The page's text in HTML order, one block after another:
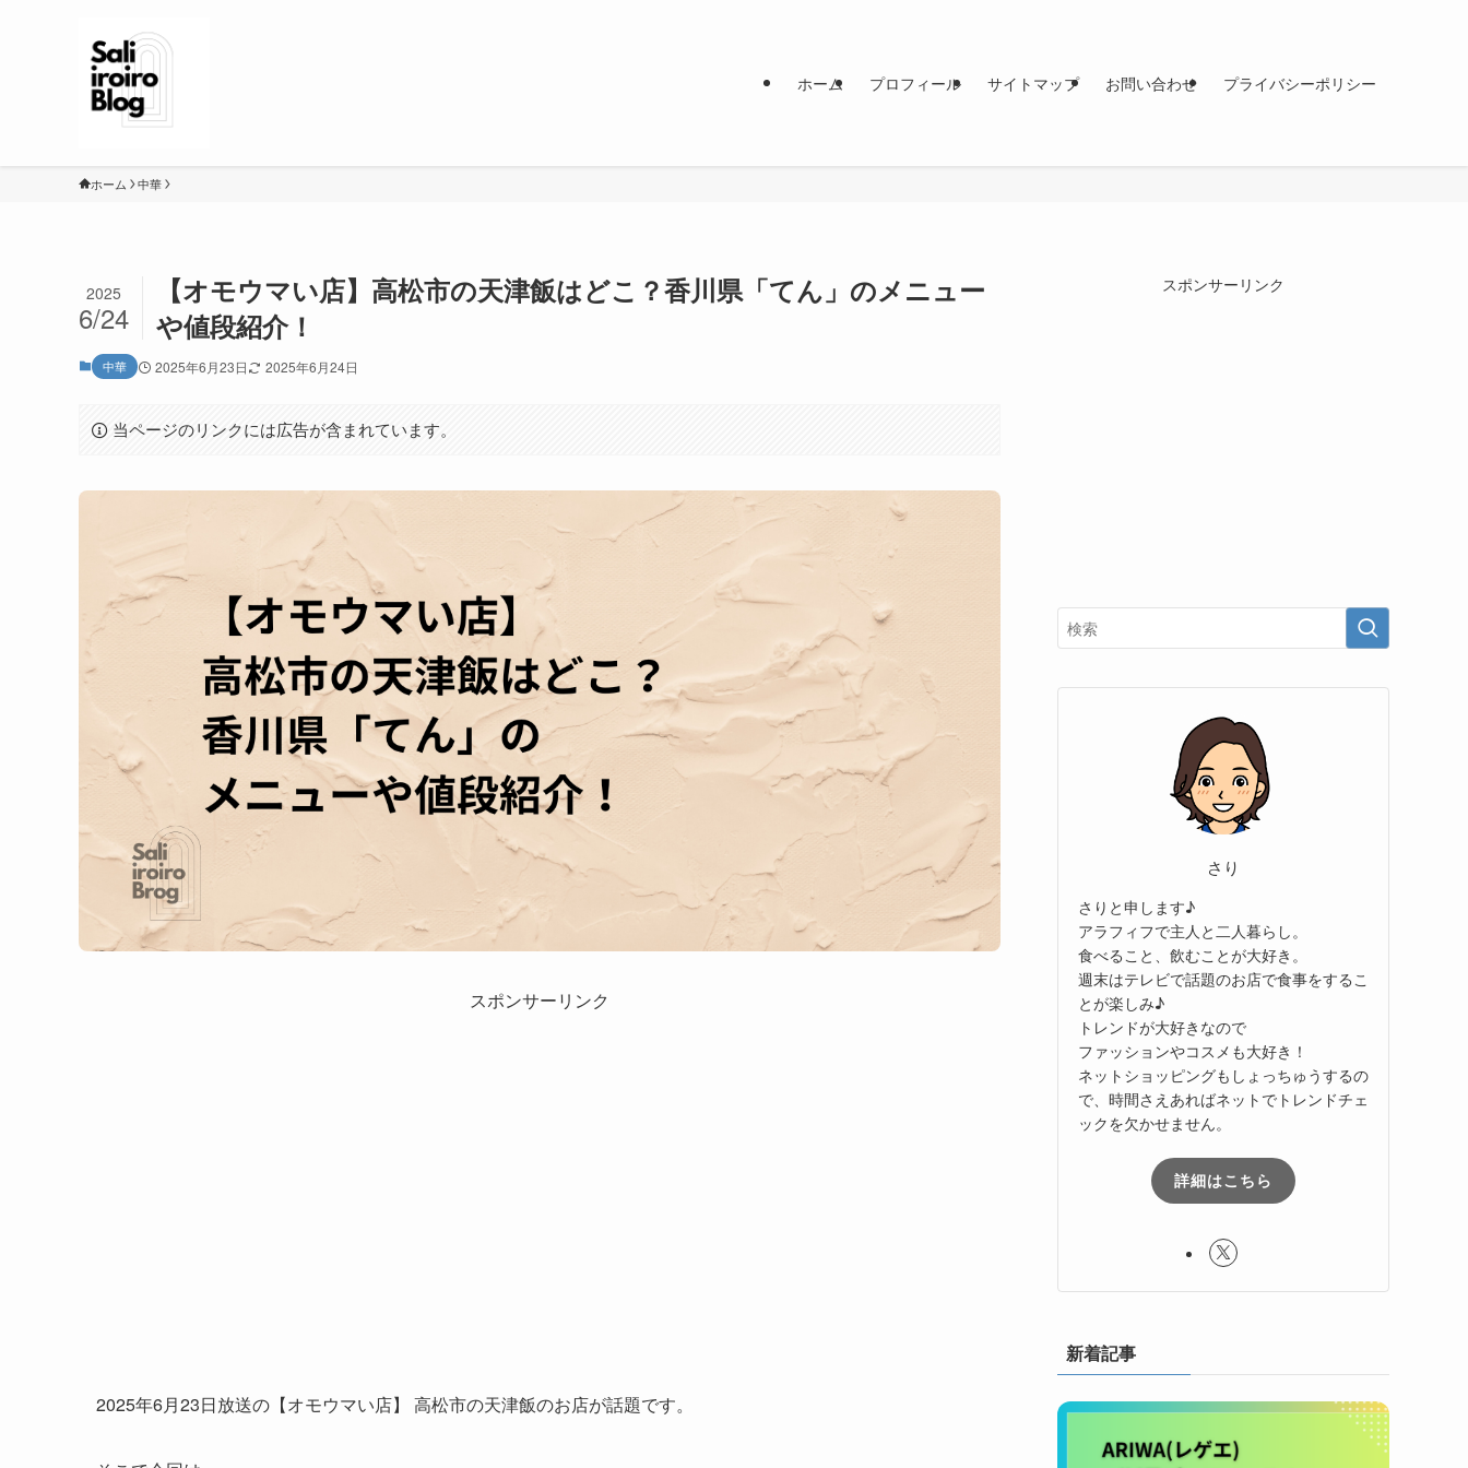
ホーム プロフィール サイトマップ お問い合わせ プライバシーポリシー
ホーム 中華
【オモウマい店】高松市の天津飯はどこ？香川県「てん」のメニュー
や値段紹介！
2025
6/24
中華 2025年6月23日 2025年6月24日
当ページのリンクには広告が含まれています。
スポンサーリンク
2025年6月23日放送の【オモウマい店】 高松市の天津飯のお店が話題です。
スポンサーリンク
さり
さりと申します♪
アラフィフで主人と二人暮らし。
食べること、飲むことが大好き。
週末はテレビで話題のお店で食事をするこ
とが楽しみ♪
トレンドが大好きなので
ファッションやコスメも大好き！
ネットショッピングもしょっちゅうするの
で、時間さえあればネットでトレンドチェ
ックを欠かせません。
詳細はこちら
新着記事